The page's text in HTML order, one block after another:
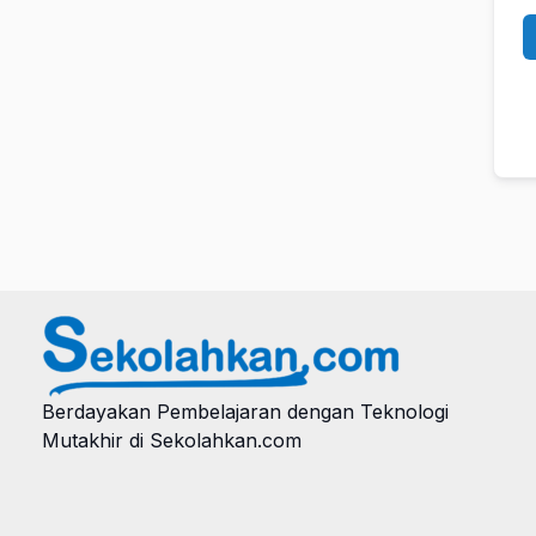
Berdayakan Pembelajaran dengan Teknologi
Mutakhir di Sekolahkan.com